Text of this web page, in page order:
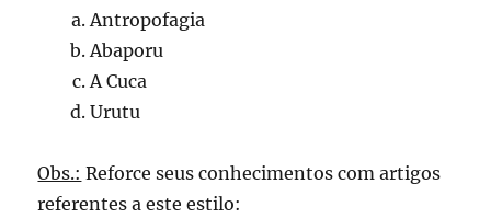
Antropofagia
Abaporu
A Cuca
Urutu
Obs.: Reforce seus conhecimentos com artigos
referentes a este estilo: